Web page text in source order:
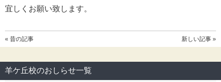
宜しくお願い致します。
« 昔の記事 新しい記事 »
羊ケ丘校のおしらせ一覧